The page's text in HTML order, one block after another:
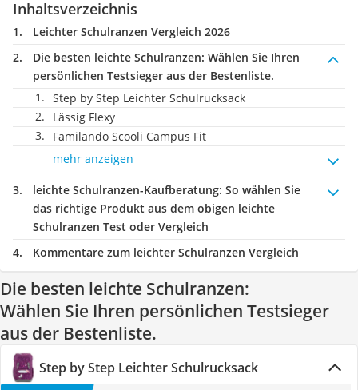
Inhaltsverzeichnis
Leichter Schulranzen Vergleich 2026
Die besten leichte Schulranzen: Wählen Sie Ihren
persönlichen Testsieger aus der Bestenliste.
Step by Step Leichter Schulrucksack
Lässig Flexy
Familando Scooli Campus Fit
mehr anzeigen
leichte Schulranzen-Kaufberatung: So wählen Sie
das richtige Produkt aus dem obigen leichte
Schulranzen Test oder Vergleich
Kommentare zum leichter Schulranzen Vergleich
Die besten leichte Schulranzen:
Wählen Sie Ihren persönlichen Testsieger
aus der Bestenliste.
Step by Step Leichter Schulrucksack